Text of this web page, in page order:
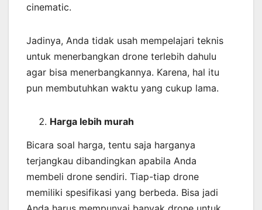
cinematic.
Jadinya, Anda tidak usah mempelajari teknis
untuk menerbangkan drone terlebih dahulu
agar bisa menerbangkannya. Karena, hal itu
pun membutuhkan waktu yang cukup lama.
Harga lebih murah
Bicara soal harga, tentu saja harganya
terjangkau dibandingkan apabila Anda
membeli drone sendiri. Tiap-tiap drone
memiliki spesifikasi yang berbeda. Bisa jadi